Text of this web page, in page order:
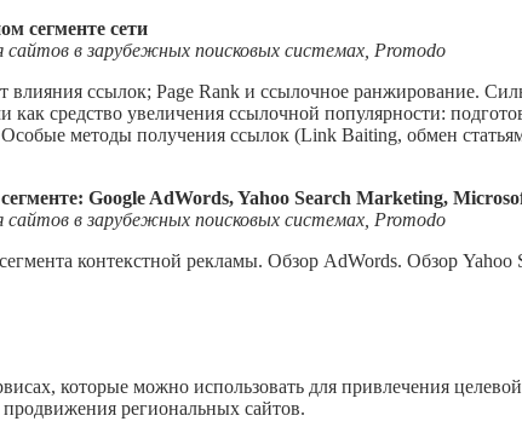
сегменте сети
в зарубежных поисковых системах, Promodo
влияния ссылок; Page Rank и ссылочное ранжирование.
средство увеличения ссылочной популярности:
методы получения ссылок (Link Baiting, обмен
Google AdWords, Yahoo Search Marketing,
в зарубежных поисковых системах, Promodo
контекстной рекламы. Обзор AdWords. Обзор Yahoo
которые можно использовать для привлечения
региональных сайтов.